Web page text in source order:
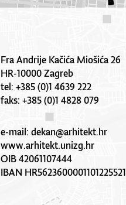
Fra Andrije Kačića Miošića 26
HR-10000 Zagreb
tel: +385 (0)1 4639 222
faks: +385 (0)1 4828 079
e-mail:dekan@arhitekt.hr
www.arhitekt.unizg.hr
OIB 42061107444
IBAN HR5623600001101225521